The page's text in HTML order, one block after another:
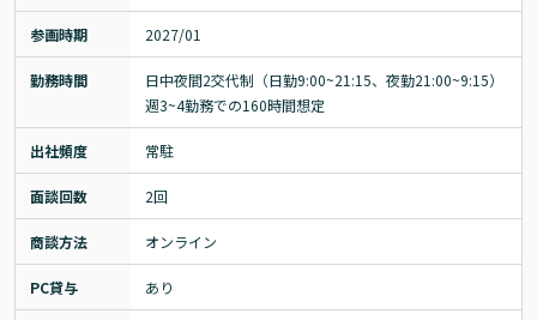
参画時期 2027/01
勤務時間
日中夜間2交代制（日勤9:00~21:15、夜勤21:00~9:15）
週3~4勤務での160時間想定
出社頻度 常駐
面談回数 2回
商談方法 オンライン
PC貸与 あり